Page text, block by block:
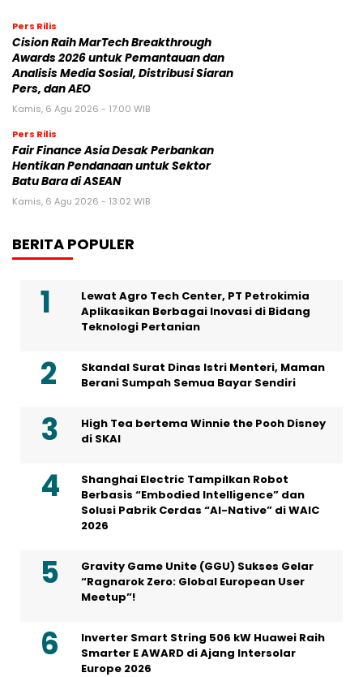
Pers Rilis
Cision Raih MarTech Breakthrough
Awards 2026 untuk Pemantauan dan
Analisis Media Sosial, Distribusi Siaran
Pers, dan AEO
Kamis, 6 Agu 2026 - 17:00 WIB
Pers Rilis
Fair Finance Asia Desak Perbankan
Hentikan Pendanaan untuk Sektor
Batu Bara di ASEAN
Kamis, 6 Agu 2026 - 13:02 WIB
BERITA POPULER
Lewat Agro Tech Center, PT Petrokimia
Aplikasikan Berbagai Inovasi di Bidang
Teknologi Pertanian
Skandal Surat Dinas Istri Menteri, Maman
Berani Sumpah Semua Bayar Sendiri
High Tea bertema Winnie the Pooh Disney
di SKAI
Shanghai Electric Tampilkan Robot
Berbasis “Embodied Intelligence” dan
Solusi Pabrik Cerdas “AI-Native” di WAIC
2026
Gravity Game Unite (GGU) Sukses Gelar
“Ragnarok Zero: Global European User
Meetup”!
Inverter Smart String 506 kW Huawei Raih
Smarter E AWARD di Ajang Intersolar
Europe 2026